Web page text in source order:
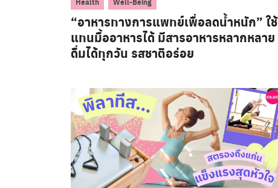
“อาหารทางการแพทย์เพื่อลดน้ำหนัก” ใช้
แทนมื้ออาหารได้ มีสารอาหารหลากหลาย
ดื่มได้ทุกวัน รสชาติอร่อย